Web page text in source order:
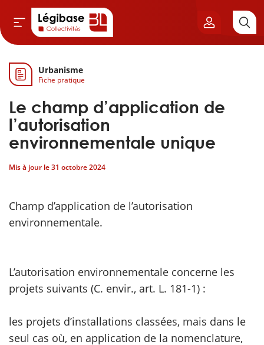
& Cimetières
& Élu local
& Finances locales
Urbanisme
Fiche pratique
Le champ d’application de
l’autorisation
environnementale unique
Mis à jour le31 octobre 2024
Champ d’application de l’autorisation
environnementale.
L’autorisation environnementale concerne les
projets suivants (C. envir., art. L. 181-1) :
les projets d’installations classées, mais dans le
seul cas où, en application de la nomenclature,